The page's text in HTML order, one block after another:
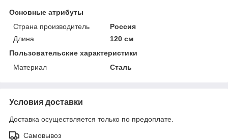
Основные атрибуты
Страна производитель
Россия
Длина
120 см
Пользовательские характеристики
Материал
Сталь
Условия доставки
Доставка осуществляется только по предоплате.
Самовывоз